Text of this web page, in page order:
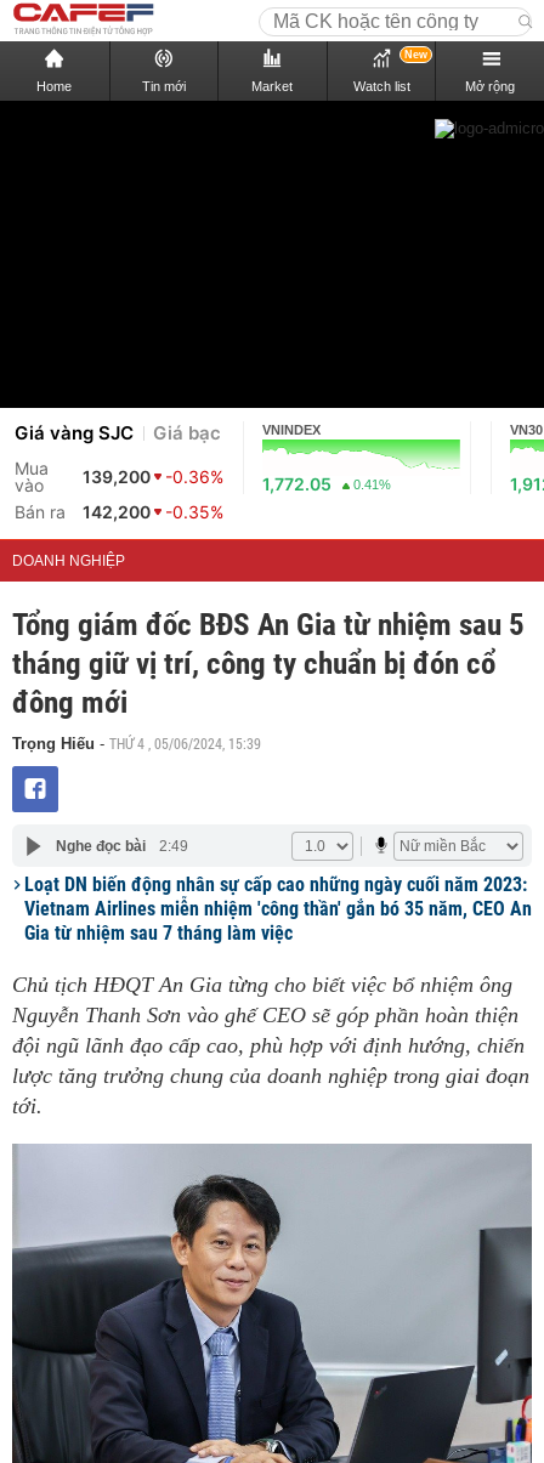
Home Tin mới Market Watch list
New
Mở rộng
Giá vàng SJC Giá bạc
Mua
vào
139,200
-0.36%
Bán ra
142,200 -0.35%
VNINDEX
1,772.05 0.41%
VN30
DOANH NGHIỆP
Tổng giám đốc BĐS An Gia từ nhiệm sau 5
tháng giữ vị trí, công ty chuẩn bị đón cổ
đông mới
Trọng Hiếu - THỨ 4 , 05/06/2024, 15:39
Nghe đọc bài 2:49
Loạt DN biến động nhân sự cấp cao những ngày cuối năm 2023:
Vietnam Airlines miễn nhiệm 'công thần' gắn bó 35 năm, CEO An
Gia từ nhiệm sau 7 tháng làm việc
Chủ tịch HĐQT An Gia từng cho biết việc bổ nhiệm ông
Nguyễn Thanh Sơn vào ghế CEO sẽ góp phần hoàn thiện
đội ngũ lãnh đạo cấp cao, phù hợp với định hướng, chiến
lược tăng trưởng chung của doanh nghiệp trong giai đoạn
tới.